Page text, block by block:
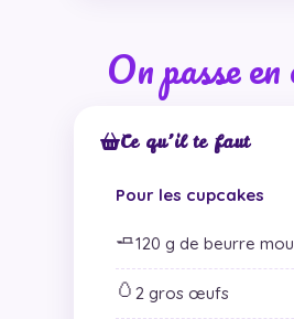
On passe
Ce qu’il te faut
Pour les cupcakes
🧈120 g de beurre mou
🥚 2 gros œufs